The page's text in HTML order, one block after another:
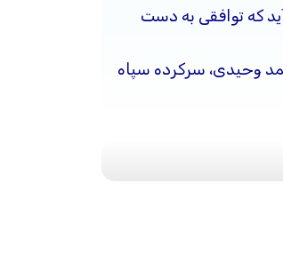
که توافقی به دست
وحیدی، سرکرده سپاه